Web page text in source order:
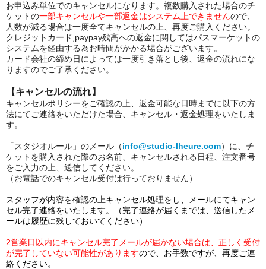
お申込み単位でのキャンセルになります。複数購入された場合のチ
ケットの一部キャンセルや一部返金はシステム上できませんので、
人数が減る場合は一度全てキャンセルの上、再度ご購入ください。
クレジットカード,paypay残高への返金に関してはパスマーケットの
システムを経由する為お時間がかかる場合がございます。
カード会社の締め日によっては一度引き落とし後、返金の流れにな
りますのでご了承ください。
【キャンセルの流れ】
キャンセルポリシーをご確認の上、返金可能な日時までに以下の方
法にてご連絡をいただけた場合、キャンセル・返金処理をいたしま
す。
「スタジオルール」のメール（info@studio-lheure.com）に、チ
ケットを購入された際のお名前、キャンセルされる日程、注文番号
をご入力の上、送信してください。
（お電話でのキャンセル受付は行っておりません）
スタッフが内容を確認の上キャンセル処理をし、メールにてキャン
セル完了連絡をいたします。（完了連絡が届くまでは、送信したメ
ールは履歴に残しておいてください）
2営業日以内にキャンセル完了メールが届かない場合は、正しく受付
が完了していない可能性がありますので、お手数ですが、再度ご連
絡ください。